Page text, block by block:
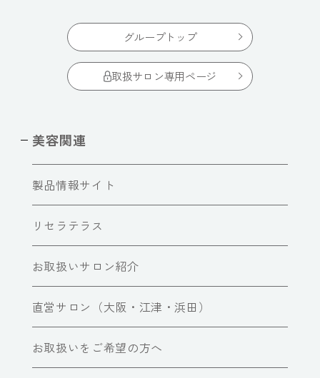
グループトップ
取扱サロン専用ページ
美容関連
製品情報サイト
リセラテラス
お取扱いサロン紹介
直営サロン（大阪・江津・浜田）
お取扱いをご希望の方へ